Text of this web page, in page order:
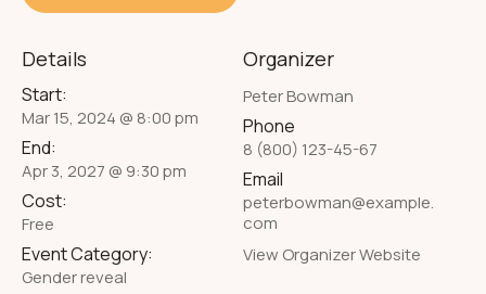
Details
Start:
Mar 15, 2024 @ 8:00 pm
End:
Apr 3, 2027 @ 9:30 pm
Cost:
Free
Event Category:
Gender reveal
Organizer
Peter Bowman
Phone
8 (800) 123-45-67
Email
peterbowman@example.
com
View Organizer Website